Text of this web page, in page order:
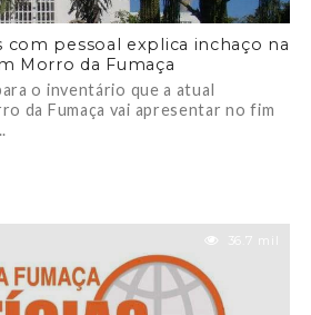
com pessoal explica inchaço na
Morro da Fumaça
o inventário que a atual
da Fumaça vai apresentar no fim
36.7 mil